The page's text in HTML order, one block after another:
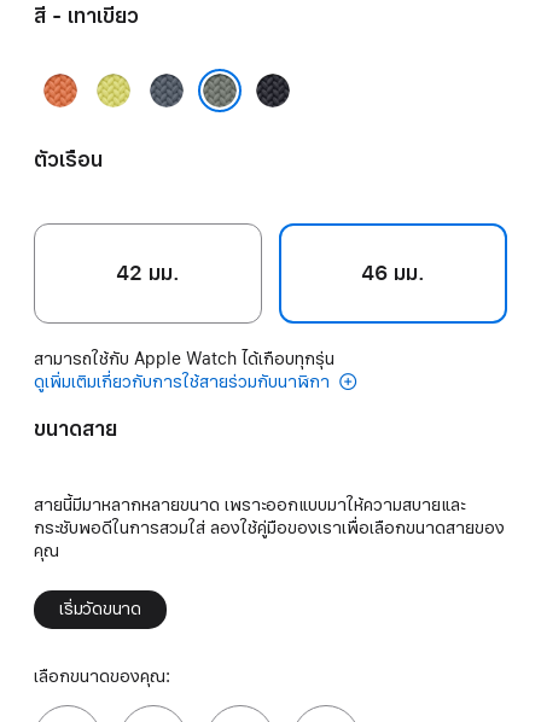
สี - เทาเขียว
ขมิ้น
เหลือง
นีออน
น้ำ
เงินเทาเขียว
มิดไนท์
ตัวเรือน
42 มม. 46 มม.
สามารถใช้กับ Apple Watch ได้เกือบทุกรุ่น
ดูเพิ่มเติมเกี่ยวกับการใช้สายร่วมกับนาฬิกา
ขนาดสาย
สายนี้มีมาหลากหลายขนาด เพราะออกแบบมาให้ความสบายและ
กระชับพอดีในการสวมใส่ ลองใช้คู่มือของเราเพื่อเลือกขนาดสายของ
คุณ
เริ่มวัดขนาด
เลือกขนาดของคุณ: